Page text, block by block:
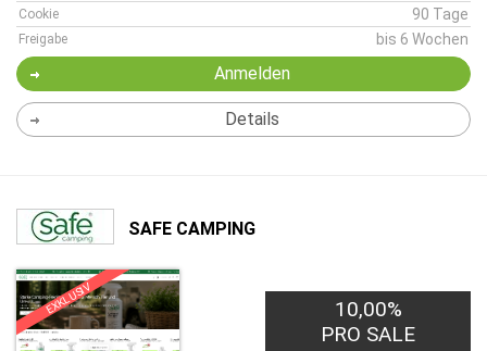
Cookie 90 Tage
Freigabe bis 6 Wochen
Anmelden
Details
SAFE CAMPING
EXKLUSIV
10,00%
PRO SALE